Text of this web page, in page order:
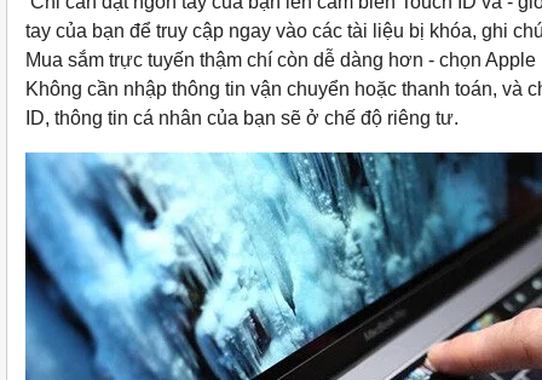
tay của bạn để truy cập ngay vào các tài liệu bị khóa, ghi
Mua sắm trực tuyến thậm chí còn dễ dàng hơn - chọn
Không cần nhập thông tin vận chuyển hoặc thanh toán,
ID, thông tin cá nhân của bạn sẽ ở chế độ riêng tư.